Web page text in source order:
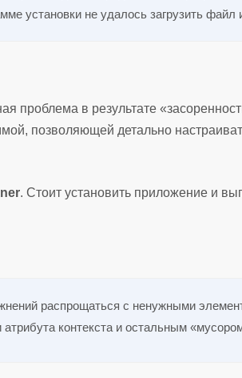
установки не удалось загрузить файл
проблема в результате
позволяющей детально
. Стоит установить приложение и
распрощаться с ненужными
контекста и остальным